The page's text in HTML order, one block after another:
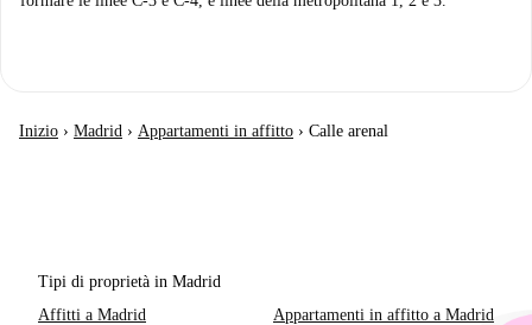
Inizio › Madrid › Appartamenti in affitto › Calle arenal
Tipi di proprietà in Madrid
Affitti a Madrid
Appartamenti in affitto a Madrid